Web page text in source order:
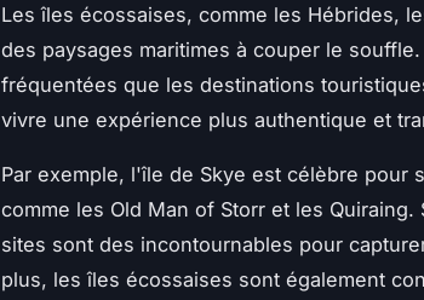
Les îles écossaises, comme les Hébrides,
des paysages maritimes à couper le
fréquentées que les destinations
vivre une expérience plus authentique et
Par exemple, l'île de Skye est célèbre pour
comme les Old Man of Storr et les Quiraing.
sites sont des incontournables pour
plus, les îles écossaises sont également